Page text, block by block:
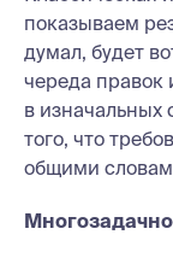
показываем
думал, будет
череда правок
в изначальных
того, что
общими